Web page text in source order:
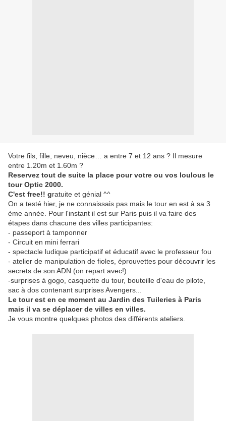
Votre fils, fille, neveu, nièce… a entre 7 et 12 ans ? Il mesure
entre 1.20m et 1.60m ?
Reservez tout de suite la place pour votre ou vos loulous le
tour Optic 2000.
C'est free!! gratuite et génial ^^
On a testé hier, je ne connaissais pas mais le tour en est à sa 3
ème année. Pour l'instant il est sur Paris puis il va faire des
étapes dans chacune des villes participantes:
- passeport à tamponner
- Circuit en mini ferrari
- spectacle ludique participatif et éducatif avec le professeur fou
- atelier de manipulation de fioles, éprouvettes pour découvrir les
secrets de son ADN (on repart avec!)
-surprises à gogo, casquette du tour, bouteille d'eau de pilote,
sac à dos contenant surprises Avengers...
Le tour est en ce moment au Jardin des Tuileries à Paris
mais il va se déplacer de villes en villes.
Je vous montre quelques photos des différents ateliers.